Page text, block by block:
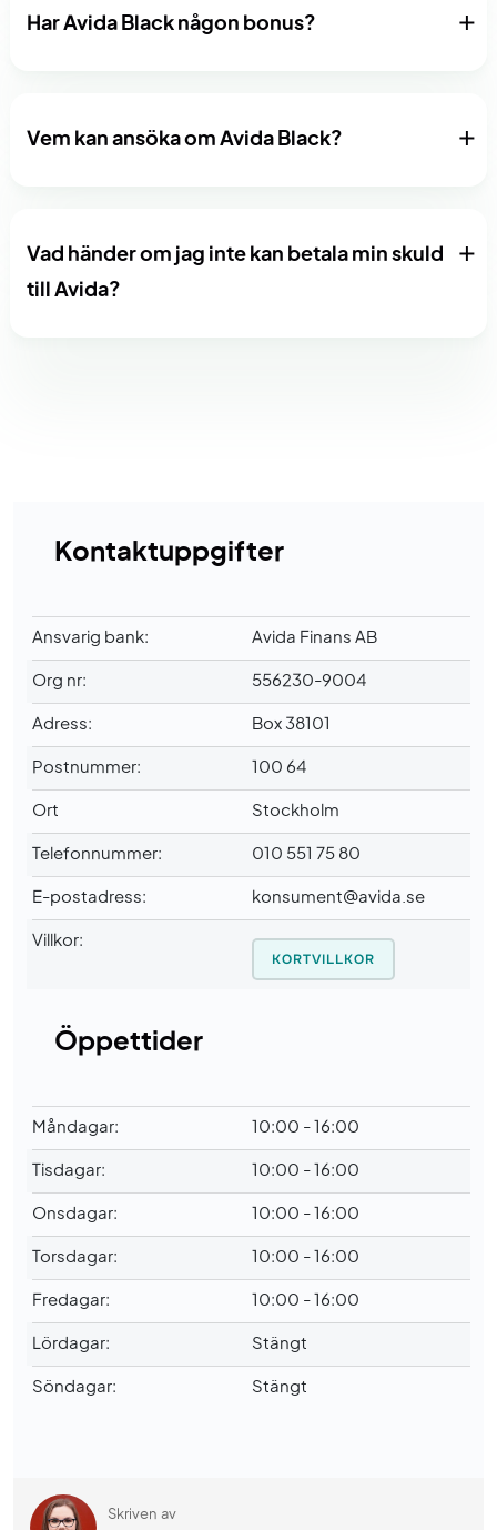
Har Avida Black någon bonus?
Vem kan ansöka om Avida Black?
Vad händer om jag inte kan betala min skuld
till Avida?
Kontaktuppgifter
Ansvarig bank: Avida Finans AB
Org nr: 556230-9004
Adress: Box 38101
Postnummer: 100 64
Ort Stockholm
Telefonnummer: 010 551 75 80
E-postadress: konsument@avida.se
Villkor:
KORTVILLKOR
Öppettider
Måndagar: 10:00 - 16:00
Tisdagar: 10:00 - 16:00
Onsdagar: 10:00 - 16:00
Torsdagar: 10:00 - 16:00
Fredagar: 10:00 - 16:00
Lördagar: Stängt
Söndagar: Stängt
Skriven av